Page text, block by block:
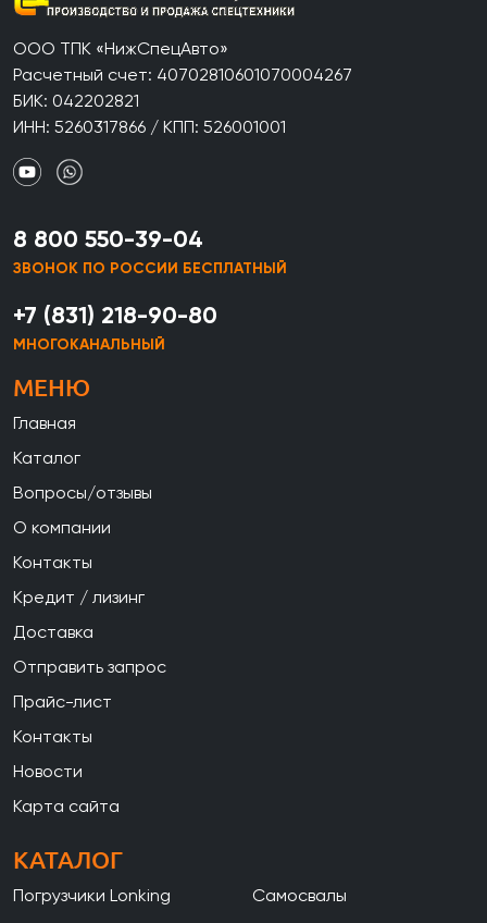
ООО ТПК «НижСпецАвто»
Расчетный счет: 40702810601070004267
БИК: 042202821
ИНН: 5260317866 / КПП: 526001001
8 800 550-39-04
ЗВОНОК ПО РОССИИ БЕСПЛАТНЫЙ
+7 (831) 218-90-80
МНОГОКАНАЛЬНЫЙ
МЕНЮ
Главная
Каталог
Вопросы/отзывы
О компании
Контакты
Кредит / лизинг
Доставка
Отправить запрос
Прайс-лист
Контакты
Новости
Карта сайта
КАТАЛОГ
Погрузчики Lonking
Самосвалы